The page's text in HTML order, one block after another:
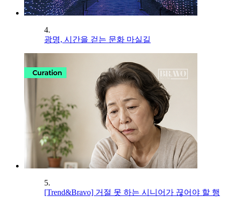
4.
광명, 시간을 걷는 문화 마실길
5.
[Trend&Bravo] 거절 못 하는 시니어가 끊어야 할 행